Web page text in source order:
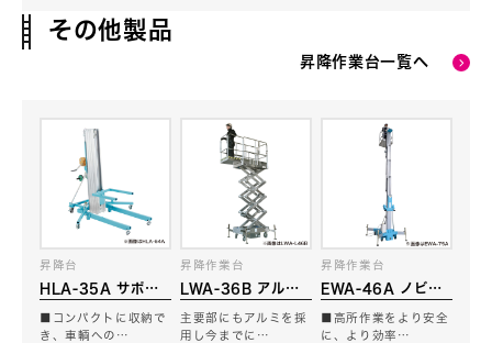
その他製品
昇降作業台一覧へ
HLA-35A サポー
昇降台
■コンパクトに収納で
き、車輌への…
LWA-36B アルシ
昇降作業台
主要部にもアルミを採
用し今までに…
EWA-46A ノビッ
昇降作業台
■高所作業をより安全
に、より効率…